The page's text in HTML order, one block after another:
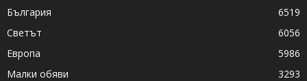
България
6519
Светът
6056
Европа
5986
Малки обяви
3293